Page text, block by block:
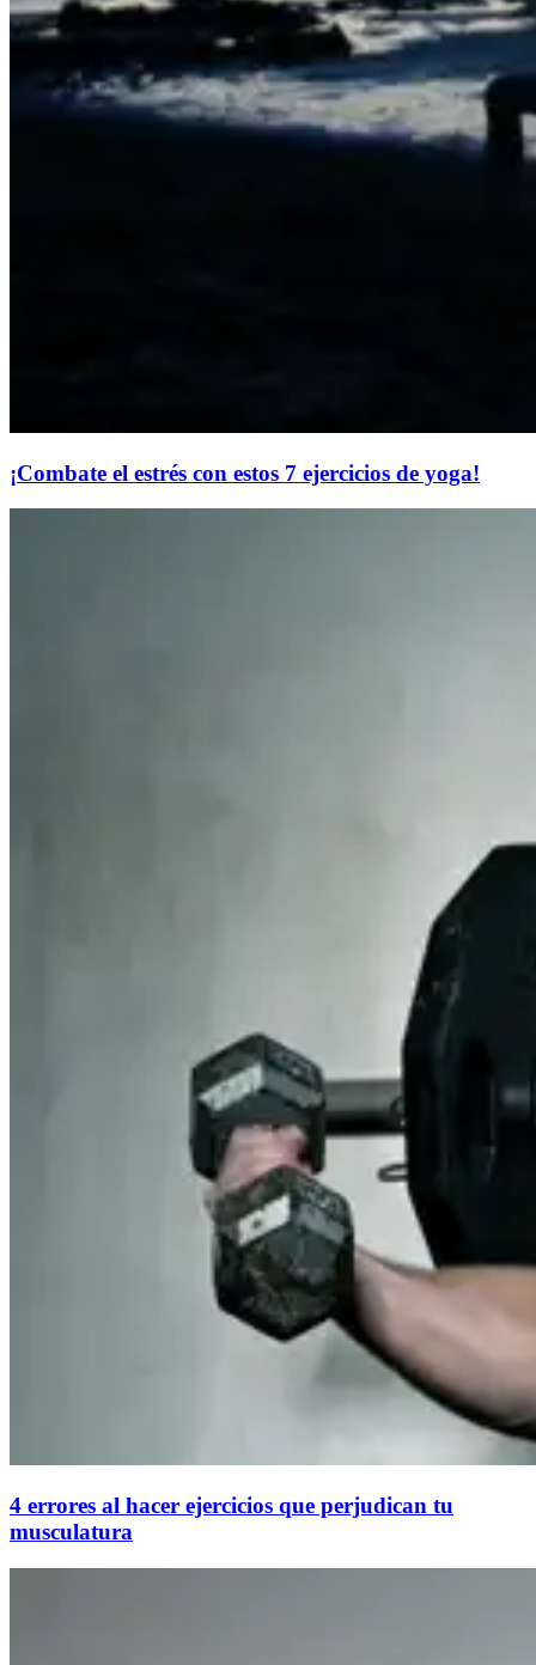
​¡Combate el estrés con estos 7 ejercicios de yoga!
4 errores al hacer ejercicios que perjudican tu
musculatura